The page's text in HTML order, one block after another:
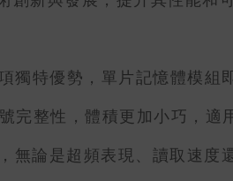
特優勢，單片記憶體模組
整性，體積更加小巧，適
無論是超頻表現、讀取速度